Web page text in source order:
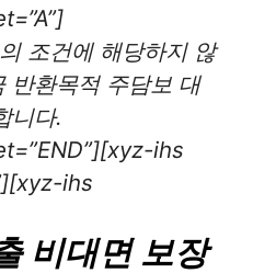
조건에 해당하지 않
반환목적 주담보 대
니다.
ihs
ihs
비대면 보장